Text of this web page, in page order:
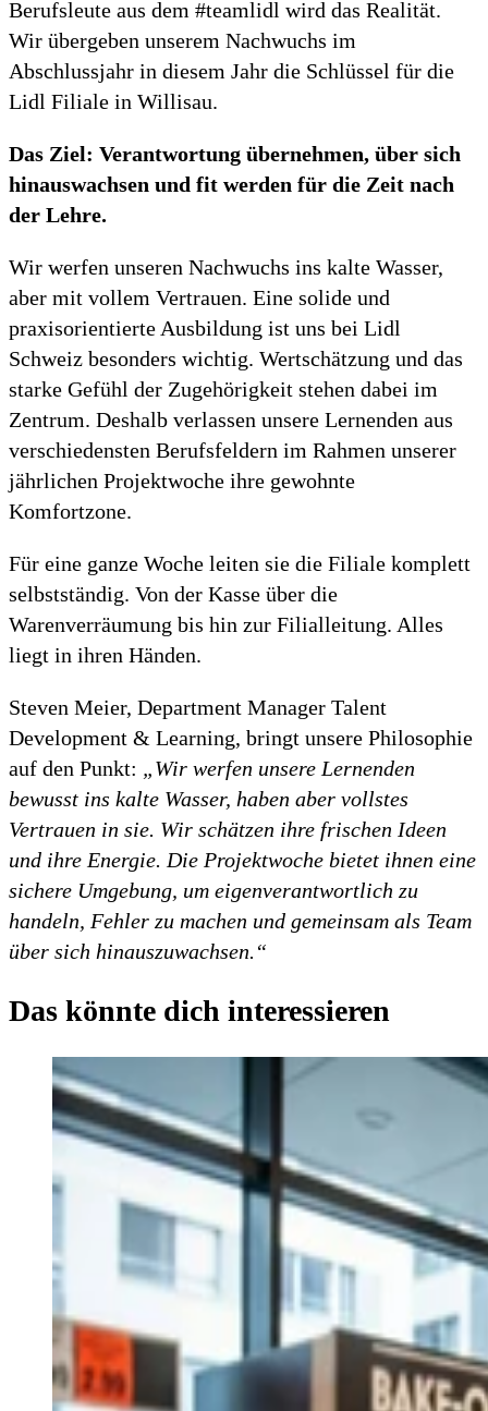
Berufsleute aus dem #teamlidl wird das Realität.
Wir übergeben unserem Nachwuchs im
Abschlussjahr in diesem Jahr die Schlüssel für die
Lidl Filiale in Willisau.
Das Ziel: Verantwortung übernehmen, über sich
hinauswachsen und fit werden für die Zeit nach
der Lehre.
Wir werfen unseren Nachwuchs ins kalte Wasser,
aber mit vollem Vertrauen. Eine solide und
praxisorientierte Ausbildung ist uns bei Lidl
Schweiz besonders wichtig. Wertschätzung und das
starke Gefühl der Zugehörigkeit stehen dabei im
Zentrum. Deshalb verlassen unsere Lernenden aus
verschiedensten Berufsfeldern im Rahmen unserer
jährlichen Projektwoche ihre gewohnte
Komfortzone.
Für eine ganze Woche leiten sie die Filiale komplett
selbstständig. Von der Kasse über die
Warenverräumung bis hin zur Filialleitung. Alles
liegt in ihren Händen.
Steven Meier, Department Manager Talent
Development & Learning, bringt unsere Philosophie
auf den Punkt: „Wir werfen unsere Lernenden
bewusst ins kalte Wasser, haben aber vollstes
Vertrauen in sie. Wir schätzen ihre frischen Ideen
und ihre Energie. Die Projektwoche bietet ihnen eine
sichere Umgebung, um eigenverantwortlich zu
handeln, Fehler zu machen und gemeinsam als Team
über sich hinauszuwachsen.“
Das könnte dich interessieren